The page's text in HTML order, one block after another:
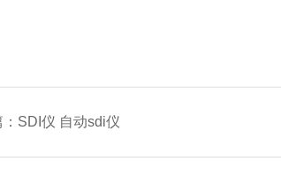
SDI仪 自动sdi仪